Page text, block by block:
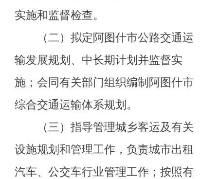
汽车、公交车行业管理工作；按照有
关法规规定，负责审批全市城市出租
范围和经营路线，对营运证照、经营
范围、经营行为、服务质量及运输安
章行为和重大质量事故，维护城市交
通运输市场秩序。
（四）负责提出阿图什市农村公
路固定资产投资规模和方向、财政性
资金安排意见。拟订公路有关规费政